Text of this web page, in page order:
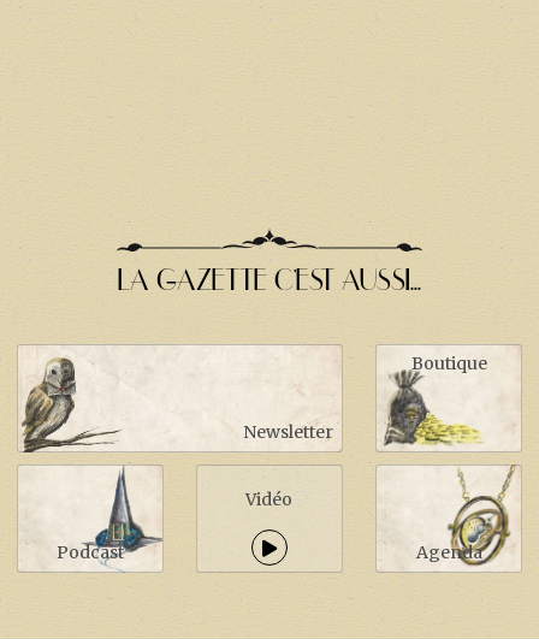
LA GAZETTE C'EST AUSSI...
Newsletter
Boutique
Podcast
Vidéo
Agenda